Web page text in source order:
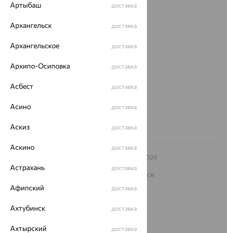
Покупателям
О нас
Магазины и доставка
еще 3
8 (800) 250-02-30
– 2026
Архив акций
На информационном ресурсе применяются
Политика конфеденциальности
Артыбаш доставка
Архангельск доставка
Архангельское доставка
Архипо-Осиповка доставка
Асбест доставка
Асино доставка
Аскиз доставка
Аскино доставка
Астрахань доставка
Афипский доставка
Ахтубинск доставка
Ахтырский доставка